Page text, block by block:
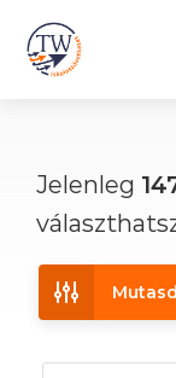
Jelenleg